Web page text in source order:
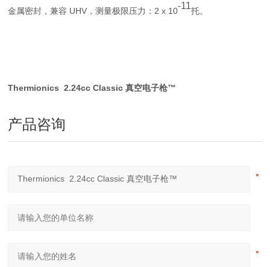
金属密封，兼容 UHV，测量极限压力：2 x 10-11托。
Thermionics 2.24cc Classic 真空电子枪™
产品咨询